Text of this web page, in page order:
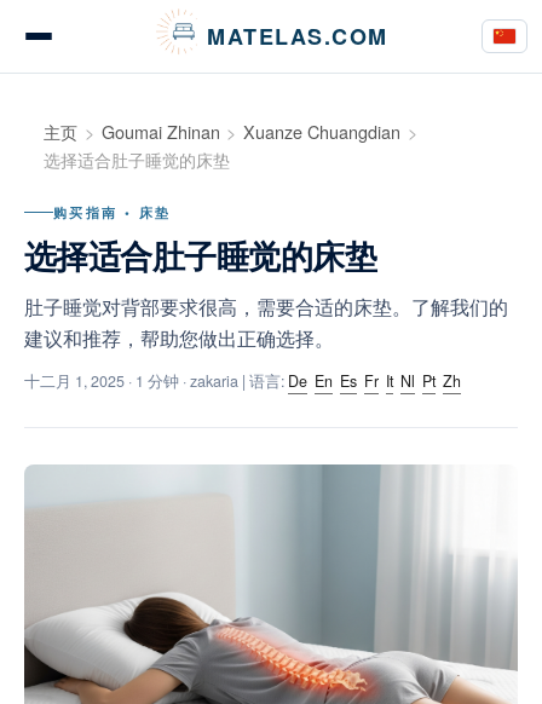
MATELAS.COM
床垫测评与意见
床上用品测评
购买指南
主页 Goumai Zhinan
Xuanze Chuangdian
选择适合肚子睡觉的床垫
购买指南 • 床垫
选择适合肚子睡觉的床垫
肚子睡觉对背部要求很高，需要合适的床垫。了解我们的
建议和推荐，帮助您做出正确选择。
十二月 1, 2025 · 1 分钟 · zakaria | 语言: De En Es Fr It Nl Pt Zh